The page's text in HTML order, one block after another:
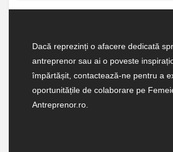
Dacă reprezinți o afacere dedicată
antreprenor sau ai o poveste
împărtășit, contactează-ne pentru a
oportunitățile de colaborare pe
Antreprenor.ro.